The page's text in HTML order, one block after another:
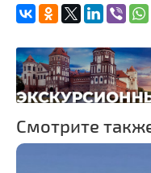
универмаги
перевозки
Гражданская
архитектура
Музеи
Смотрите